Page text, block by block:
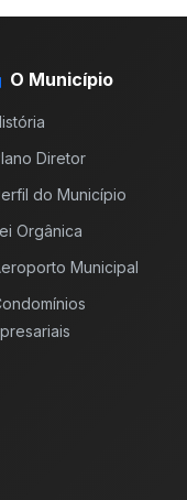
O Município
Diretor
do Município
Orgânica
Municipal